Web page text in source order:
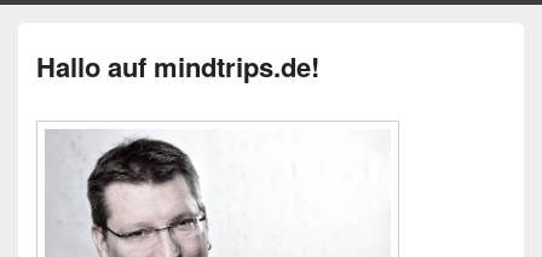
Hallo auf mindtrips.de!